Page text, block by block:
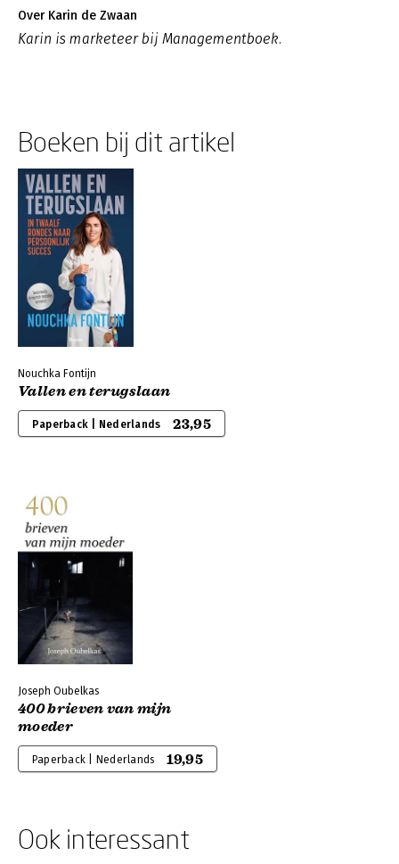
Over Karin de Zwaan
Karin is marketeer bij Managementboek.
Boeken bij dit artikel
Nouchka Fontijn
Vallen en terugslaan
Paperback | Nederlands 23,95
Joseph Oubelkas
400 brieven van mijn
moeder
Paperback | Nederlands 19,95
Ook interessant